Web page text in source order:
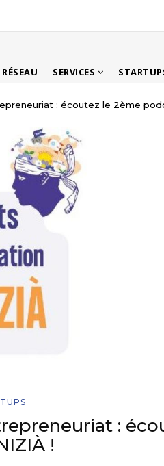
RÉSEAU SERVICES
: écoutez le 2ème
:
!